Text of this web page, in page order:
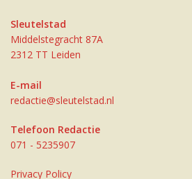
Sleutelstad
Middelstegracht 87A
2312 TT Leiden
E-mail
redactie@sleutelstad.nl
Telefoon Redactie
071 - 5235907
Privacy Policy